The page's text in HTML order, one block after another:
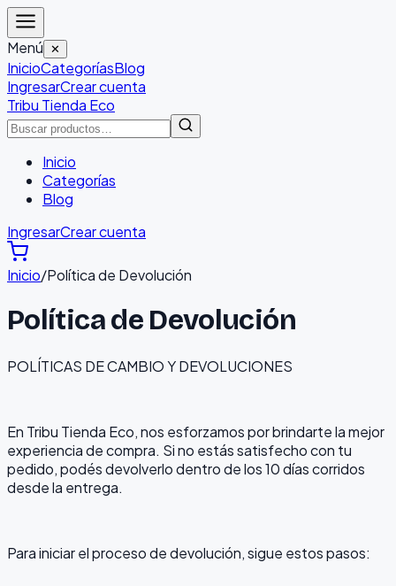
Menú ✕
InicioCategoríasBlog
IngresarCrear cuenta
Tribu Tienda Eco
Inicio
Categorías
Blog
IngresarCrear cuenta
Inicio/Política de Devolución
Política de Devolución
POLÍTICAS DE CAMBIO Y DEVOLUCIONES
En Tribu Tienda Eco, nos esforzamos por brindarte la mejor
experiencia de compra. Si no estás satisfecho con tu
pedido, podés devolverlo dentro de los 10 días corridos
desde la entrega.
Para iniciar el proceso de devolución, sigue estos pasos: